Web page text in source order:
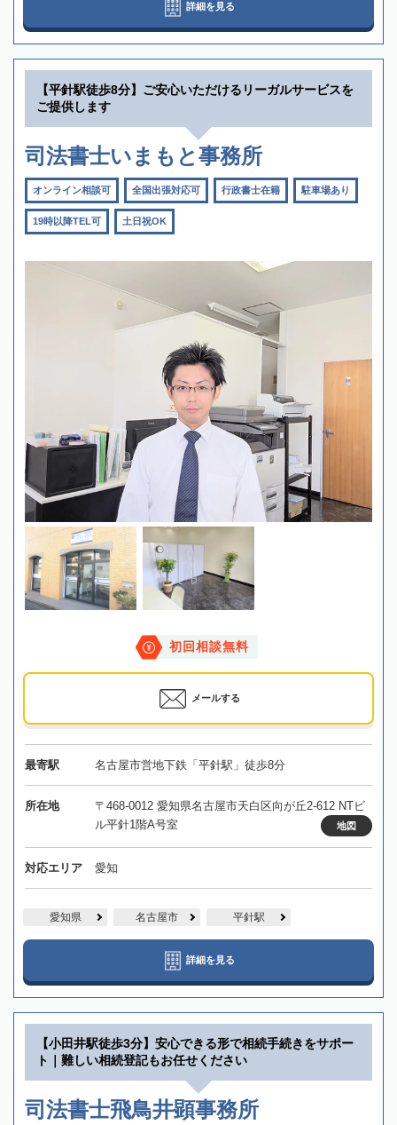
詳細を見る
【平針駅徒歩8分】ご安心いただけるリーガルサービスを
ご提供します
司法書士いまもと事務所
オンライン相談可 全国出張対応可 行政書士在籍 駐車場あり
19時以降TEL可 土日祝OK
初回相談無料
メールする
最寄駅 名古屋市営地下鉄「平針駅」徒歩8分
所在地
〒468-0012 愛知県名古屋市天白区向が丘2-612 NTビ
ル平針1階A号室
地図
対応エリア 愛知
愛知県 名古屋市 平針駅
詳細を見る
【小田井駅徒歩3分】安心できる形で相続手続きをサポー
ト｜難しい相続登記もお任せください
司法書士飛鳥井顕事務所